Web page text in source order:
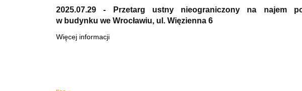
2025.07.29 - Przetarg ustny nieograniczony na najem
w budynku we Wrocławiu, ul. Więzienna 6
Więcej informacji